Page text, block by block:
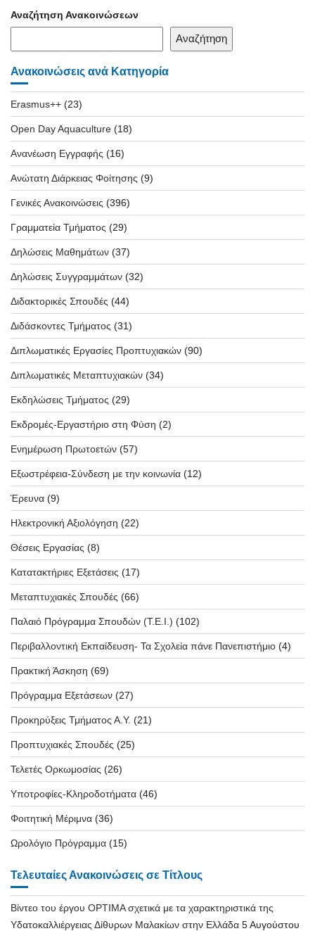
Αναζήτηση Ανακοινώσεων
Αναζήτηση
Ανακοινώσεις ανά Κατηγορία
Erasmus++ (23)
Open Day Aquaculture (18)
Ανανέωση Εγγραφής (16)
Ανώτατη Διάρκειας Φοίτησης (9)
Γενικές Ανακοινώσεις (396)
Γραμματεία Τμήματος (29)
Δηλώσεις Μαθημάτων (37)
Δηλώσεις Συγγραμμάτων (32)
Διδακτορικές Σπουδές (44)
Διδάσκοντες Τμήματος (31)
Διπλωματικές Εργασίες Προπτυχιακών (90)
Διπλωματικές Μεταπτυχιακών (34)
Εκδηλώσεις Τμήματος (29)
Εκδρομές-Εργαστήριο στη Φύση (2)
Ενημέρωση Πρωτοετών (57)
Εξωστρέφεια-Σύνδεση με την κοινωνία (12)
Έρευνα (9)
Ηλεκτρονική Αξιολόγηση (22)
Θέσεις Εργασίας (8)
Κατατακτήριες Εξετάσεις (17)
Μεταπτυχιακές Σπουδές (66)
Παλαιό Πρόγραμμα Σπουδών (T.E.I.) (102)
Περιβαλλοντική Εκπαίδευση- Τα Σχολεία πάνε Πανεπιστήμιο (4)
Πρακτική Άσκηση (69)
Πρόγραμμα Εξετάσεων (27)
Προκηρύξεις Τμήματος Α.Υ. (21)
Προπτυχιακές Σπουδές (25)
Τελετές Ορκωμοσίας (26)
Υποτροφίες-Κληροδοτήματα (46)
Φοιτητική Μέριμνα (36)
Ωρολόγιο Πρόγραμμα (15)
Τελευταίες Ανακοινώσεις σε Τίτλους
Βίντεο του έργου OPTIMA σχετικά με τα χαρακτηριστικά της
Υδατοκαλλιέργειας Δίθυρων Μαλακίων στην Ελλάδα 5 Αυγούστου